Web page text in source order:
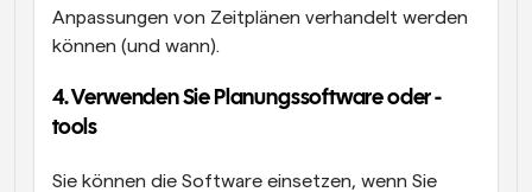
Anpassungen von Zeitplänen verhandelt werden
können (und wann).
4. Verwenden Sie Planungssoftware oder -
tools
Sie können die Software einsetzen, wenn Sie